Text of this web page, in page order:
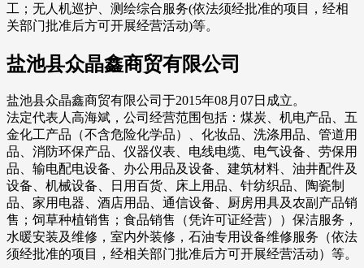
工；无人机巡护、测绘综合服务(依法须经批准的项目，经相
关部门批准后方可开展经营活动)等。
盐池县众晶鑫商贸有限公司
盐池县众晶鑫商贸有限公司于2015年08月07日成立。
法定代表人高海斌，公司经营范围包括：煤炭、机电产品、五
金化工产品（不含危险化学品）、化妆品、洗涤用品、管道用
品、消防环保产品、仪器仪表、电线电缆、电气设备、劳保用
品、输电配电设备、办公用品及设备、建筑材料、油井配件及
设备、机械设备、日用百货、床上用品、针纺织品、陶瓷制
品、家用电器、酒店用品、通信设备、厨房用具及农副产品销
售；饲草种植销售；食品销售（凭许可证经营））保洁服务，
水暖安装及维修，室内外装修，石油专用设备维修服务（依法
须经批准的项目，经相关部门批准后方可开展经营活动）等。